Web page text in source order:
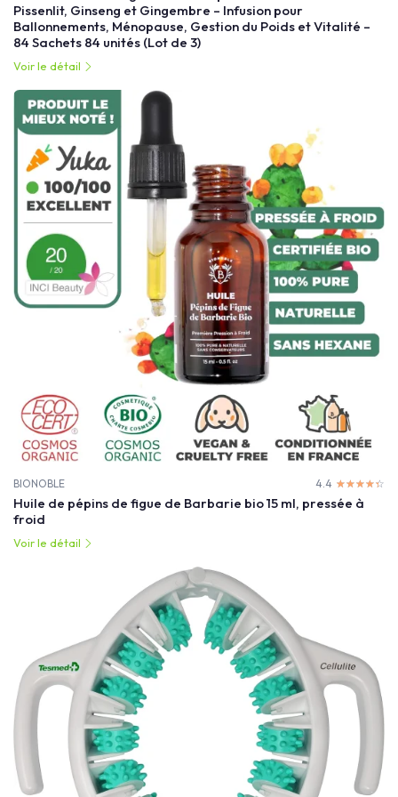
Pissenlit, Ginseng et Gingembre – Infusion pour
Ballonnements, Ménopause, Gestion du Poids et Vitalité –
84 Sachets 84 unités (Lot de 3)
Voir le détail
BIONOBLE 4.4 ☆☆☆☆☆
★★★★★
Huile de pépins de figue de Barbarie bio 15 ml, pressée à
froid
Voir le détail